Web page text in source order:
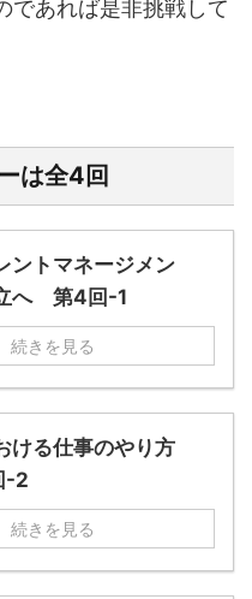
であれば是非挑戦して
は全4回
ントマネージメン
へ 第4回-1
続きを見る
ける仕事のやり方
-2
続きを見る